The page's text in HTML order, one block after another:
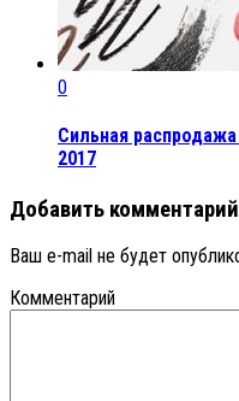
0
Сильная
2017
Добавить комментарий
Ваш e-mail не будет
Комментарий